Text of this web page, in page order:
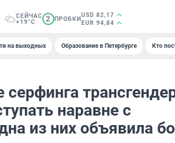
СЕЙЧАС
+19°C
2 ПРОБКИ
USD 82,17
EUR 94,84
на выходных Образование в Петербурге Кто
наравне с
из них объявила